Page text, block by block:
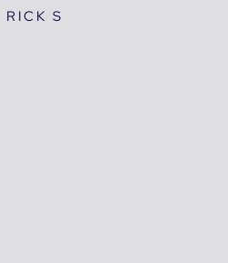
RICK S